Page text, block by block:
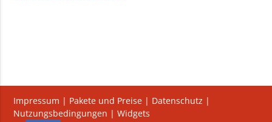
Impressum | Pakete und Preise | Datenschutz |
Nutzungsbedingungen |Widgets